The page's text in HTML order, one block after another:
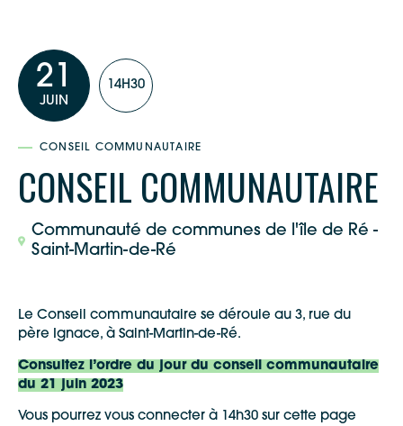
21
JUIN
14H30
CONSEIL COMMUNAUTAIRE
CONSEIL COMMUNAUTAIRE
Communauté de communes de l'île de Ré -
Saint-Martin-de-Ré
Le Conseil communautaire se déroule au 3, rue du
père Ignace, à Saint-Martin-de-Ré.
Consultez l’ordre du jour du conseil communautaire
du 21 juin 2023
Vous pourrez vous connecter à 14h30 sur cette page